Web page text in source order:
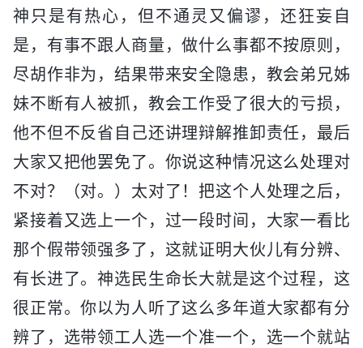
神只是有热心，但不通灵又偏谬，还狂妄自
是，有事不跟人商量，做什么事都不按原则，
尽胡作非为，结果带来安全隐患，教会弟兄姊
妹不断有人被抓，教会工作受了很大的亏损，
他不但不反省自己还讲理辩解推卸责任，最后
大家又把他罢免了。你说这种情况这么处理对
不对？（对。）太对了！把这个人处理之后，
紧接着又选上一个，过一段时间，大家一看比
那个假带领强多了，这就证明大伙儿有分辨、
有长进了。神选民生命长大就是这个过程，这
很正常。你以为人听了这么多年道大家都有分
辨了，选带领工人选一个准一个，选一个就站